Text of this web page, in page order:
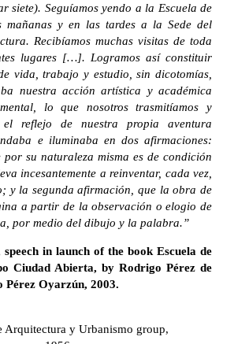
siete). Seguíamos yendo a la Escuela de
mañanas y en las tardes a la Sede del
Recibíamos muchas visitas de toda
lugares […]. Logramos así constituir
vida, trabajo y estudio, sin dicotomías,
nuestra acción artística y académica
lo que nosotros trasmitíamos y
el reflejo de nuestra propia aventura
e iluminaba en dos afirmaciones:
por su naturaleza misma es de condición
incesantemente a reinventar, cada vez,
y la segunda afirmación, que la obra de
a partir de la observación o elogio de
por medio del dibujo y la palabra.”
in launch of the book Escuela de
Ciudad Abierta, by Rodrigo Pérez de
Pérez Oyarzún, 2003.
Arquitectura y Urbanismo group,